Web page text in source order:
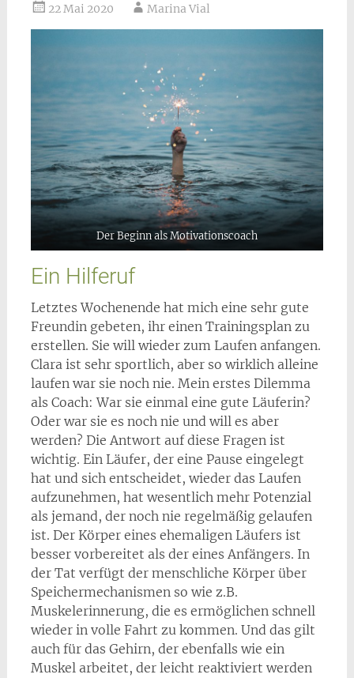
22 Mai 2020 Marina Vial
Der Beginn als Motivationscoach
Ein Hilferuf
Letztes Wochenende hat mich eine sehr gute
Freundin gebeten, ihr einen Trainingsplan zu
erstellen. Sie will wieder zum Laufen anfangen.
Clara ist sehr sportlich, aber so wirklich alleine
laufen war sie noch nie. Mein erstes Dilemma
als Coach: War sie einmal eine gute Läuferin?
Oder war sie es noch nie und will es aber
werden? Die Antwort auf diese Fragen ist
wichtig. Ein Läufer, der eine Pause eingelegt
hat und sich entscheidet, wieder das Laufen
aufzunehmen, hat wesentlich mehr Potenzial
als jemand, der noch nie regelmäßig gelaufen
ist. Der Körper eines ehemaligen Läufers ist
besser vorbereitet als der eines Anfängers. In
der Tat verfügt der menschliche Körper über
Speichermechanismen so wie z.B.
Muskelerinnerung, die es ermöglichen schnell
wieder in volle Fahrt zu kommen. Und das gilt
auch für das Gehirn, der ebenfalls wie ein
Muskel arbeitet, der leicht reaktiviert werden